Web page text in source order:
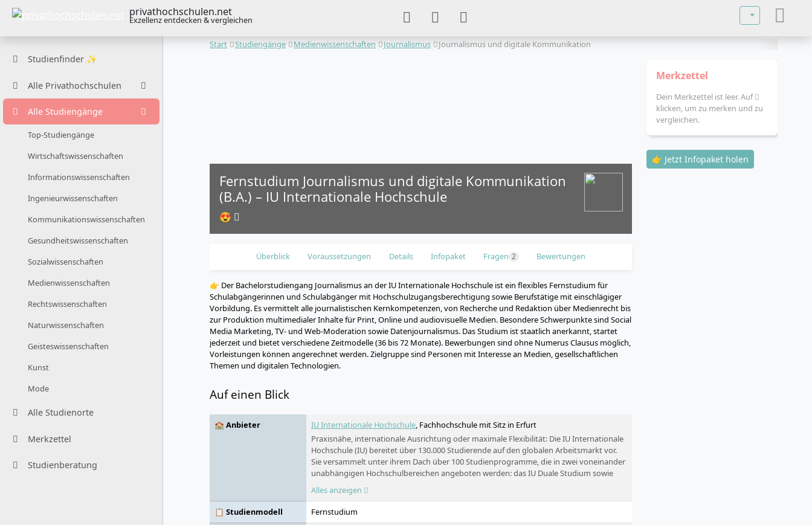
privathochschulen.net
Exzellenz entdecken & vergleichen
Sprache
Studienfinder ✨
Alle Privathochschulen
Alle Studiengänge
Top-Studiengänge
Wirtschaftswissenschaften
Informationswissenschaften
Ingenieurwissenschaften
Kommunikationswissenschaften
Gesundheitswissenschaften
Sozialwissenschaften
Medienwissenschaften
Rechtswissenschaften
Naturwissenschaften
Geisteswissenschaften
Kunst
Mode
Alle Studienorte
Merkzettel
Studienberatung
Start Studiengänge Medienwissenschaften Journalismus Journalismus und digitale Kommunikation
Fernstudium Journalismus und digitale Kommunikation
(B.A.) – IU Internationale Hochschule
😍
Überblick Voraussetzungen Details Infopaket Fragen 2 Bewertungen
👉 Der Bachelorstudiengang Journalismus an der IU Internationale Hochschule ist ein flexibles Fernstudium für
Schulabgängerinnen und Schulabgänger mit Hochschulzugangsberechtigung sowie Berufstätige mit einschlägiger
Vorbildung. Es vermittelt alle journalistischen Kernkompetenzen, von Recherche und Redaktion über Medienrecht bis
zur Produktion multimedialer Inhalte für Print, Online und audiovisuelle Medien. Besondere Schwerpunkte sind Social
Media Marketing, TV- und Web-Moderation sowie Datenjournalismus. Das Studium ist staatlich anerkannt, startet
jederzeit und bietet verschiedene Zeitmodelle (36 bis 72 Monate). Bewerbungen sind ohne Numerus Clausus möglich,
Vorleistungen können angerechnet werden. Zielgruppe sind Personen mit Interesse an Medien, gesellschaftlichen
Themen und digitalen Technologien.
Auf einen Blick
🏫 Anbieter IU Internationale Hochschule, Fachhochschule mit Sitz in Erfurt
Praxisnähe, internationale Ausrichtung oder maximale Flexibilität: Die IU Internationale
Hochschule (IU) bereitet über 130.000 Studierende auf den globalen Arbeitsmarkt vor.
Sie versammelt unter ihrem Dach über 100 Studienprogramme, die in zwei voneinander
unabhängigen Hochschulbereichen angeboten werden: das IU Duale Studium sowie
das IU Fernstudium. Die IU bietet den Studierenden ein Netzwerk von renommierten
Praxispartnern in die Wirtschaft: über 15.000 Unternehmen haben bereits erfolgreich
mit der IU kooperiert, darunter die ZURICH Versicherungen oder Motel One. Die IU, die
Alles anzeigen
📋 Studienmodell
Fernstudium
Merkzettel
Dein Merkzettel ist leer. Auf
klicken, um zu merken und zu
vergleichen.
👉 Jetzt Infopaket holen